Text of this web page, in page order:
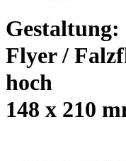
Gestaltung:
Flyer /
hoch
148 x 210